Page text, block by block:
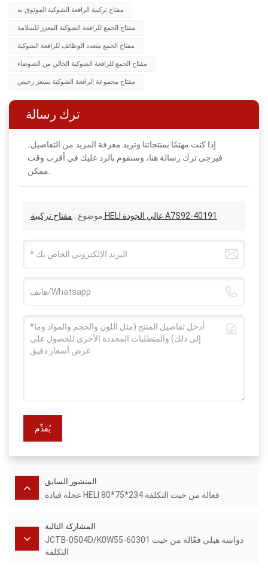
مفتاح تركيبة الرافعة الشوكية الموثوق به
مفتاح الجمع للرافعة الشوكية المعزز للسلامة
مفتاح الجمع متعدد الوظائف للرافعة الشوكية
مفتاح الجمع للرافعة الشوكية الخالي من الضوضاء
مفتاح مجموعة الرافعة الشوكية بسعر رخيص
ترك رسالة
إذا كنت مهتمًا بمنتجاتنا وتريد معرفة المزيد من التفاصيل،
فيرجى ترك رسالة هنا، وسنقوم بالرد عليك في أقرب وقت
ممكن.
موضوع : مفتاح تركيبة HELI عالي الجودة A7S92-40191
يُقدِّم
المنشور السابق
عجلة قيادة HELI فعالة من حيث التكلفة 234*75*80
المشاركة التالية
JCTB-0504D/K0W55-60301 دواسة هيلي فعّالة من حيث
التكلفة